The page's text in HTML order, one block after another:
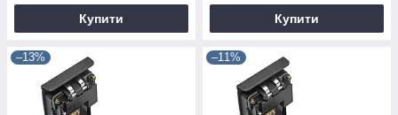
Купити Купити
–13% –11%